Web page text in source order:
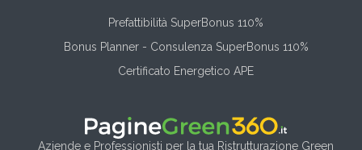
Prefattibilità SuperBonus 110%
Bonus Planner - Consulenza SuperBonus 110%
Certificato Energetico APE
Aziende e Professionisti per la tua Ristrutturazione Green